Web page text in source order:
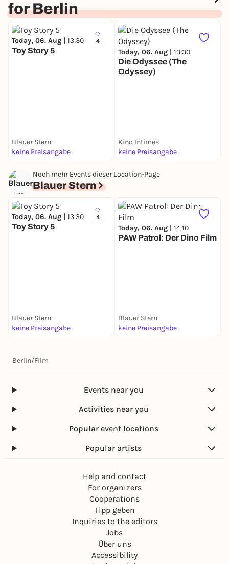
for Berlin
4
Today, 06. Aug | 13:30
Toy Story 5
Blauer Stern
keine Preisangabe
Today, 06. Aug | 13:30
Die Odyssee (The
Odyssey)
Kino Intimes
keine Preisangabe
Noch mehr Events dieser Location-Page
Blauer Stern
4
Today, 06. Aug | 13:30
Toy Story 5
Blauer Stern
keine Preisangabe
Today, 06. Aug | 14:10
PAW Patrol: Der Dino Film
Blauer Stern
keine Preisangabe
Berlin/Film
Events near you
Activities near you
Popular event locations
Popular artists
Help and contact
For organizers
Cooperations
Tipp geben
Inquiries to the editors
Jobs
Über uns
Accessibility